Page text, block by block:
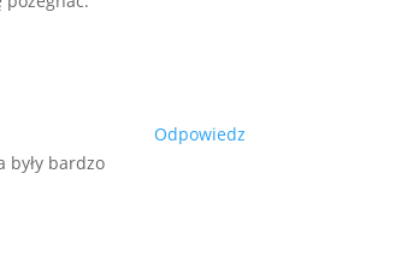
były bardzo
Odpowiedz